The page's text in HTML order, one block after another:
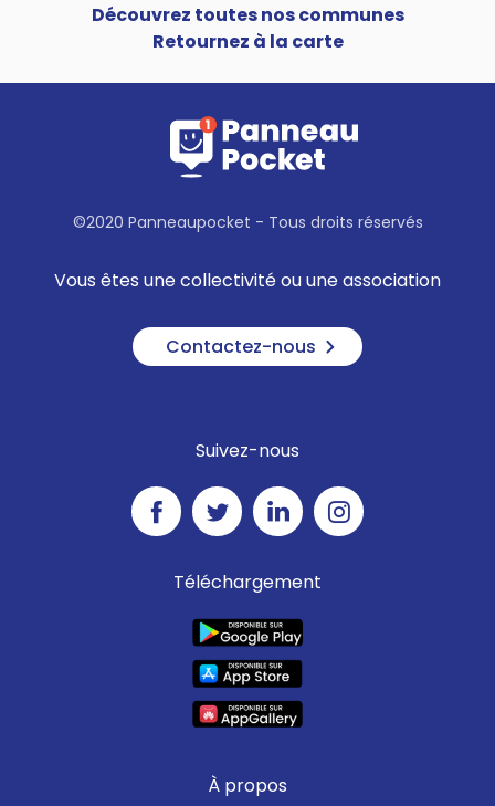
Découvrez toutes nos communes
Retournez à la carte
©2020 Panneaupocket - Tous droits réservés
Vous êtes une collectivité ou une association
Contactez-nous
Suivez-nous
Téléchargement
À propos